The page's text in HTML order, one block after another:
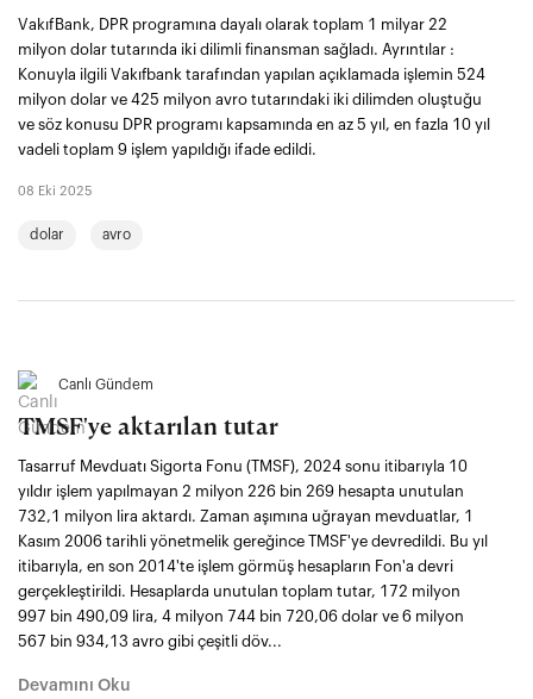
VakıfBank, DPR programına dayalı olarak toplam 1 milyar 22
milyon dolar tutarında iki dilimli finansman sağladı. Ayrıntılar :
Konuyla ilgili Vakıfbank tarafından yapılan açıklamada işlemin 524
milyon dolar ve 425 milyon avro tutarındaki iki dilimden oluştuğu
ve söz konusu DPR programı kapsamında en az 5 yıl, en fazla 10 yıl
vadeli toplam 9 işlem yapıldığı ifade edildi.
08 Eki 2025
dolar avro
Canlı Gündem
TMSF'ye aktarılan tutar
Tasarruf Mevduatı Sigorta Fonu (TMSF), 2024 sonu itibarıyla 10
yıldır işlem yapılmayan 2 milyon 226 bin 269 hesapta unutulan
732,1 milyon lira aktardı. Zaman aşımına uğrayan mevduatlar, 1
Kasım 2006 tarihli yönetmelik gereğince TMSF'ye devredildi. Bu yıl
itibarıyla, en son 2014'te işlem görmüş hesapların Fon'a devri
gerçekleştirildi. Hesaplarda unutulan toplam tutar, 172 milyon
997 bin 490,09 lira, 4 milyon 744 bin 720,06 dolar ve 6 milyon
567 bin 934,13 avro gibi çeşitli döv...
Devamını Oku